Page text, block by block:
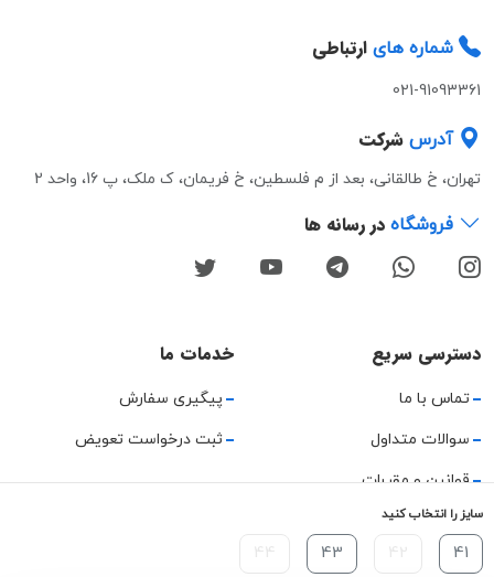
سایز را انتخاب کنید
41
43
شماره های ارتباطی
021-91093361
آدرس شرکت
تهران، خ طالقانی، بعد از م فلسطین، خ فریمان، ک ملک، پ 16، واحد 2
فروشگاه در رسانه ها
دسترسی سریع
تماس با ما
سوالات متداول
قوانین و مقررات
حریم خصوصی
راهنمای استفاده
خدمات ما
پیگیری سفارش
ثبت درخواست تعویض